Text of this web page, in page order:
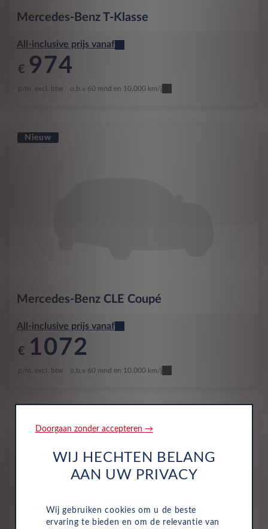
Mercedes-Benz T-Klasse
All-inclusive prijs vanaf
€ 974
p/m. excl. btw o.b.v 60 mnd en 10,000 km/j
Nieuw
Mercedes-Benz CLE Coupé
All-inclusive prijs vanaf
€ 1072
p/m. excl. btw o.b.v 60 mnd en 10,000 km/j
Doorgaan zonder accepteren →
WIJ HECHTEN BELANG
AAN UW PRIVACY
Wij gebruiken cookies om u de beste
ervaring te bieden en om de relevantie van